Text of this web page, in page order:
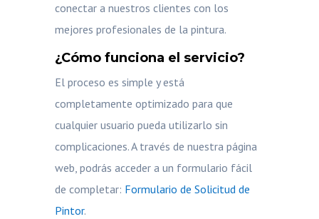
conectar a nuestros clientes con los
mejores profesionales de la pintura.
¿Cómo funciona el servicio?
El proceso es simple y está
completamente optimizado para que
cualquier usuario pueda utilizarlo sin
complicaciones. A través de nuestra página
web, podrás acceder a un formulario fácil
de completar: Formulario de Solicitud de
Pintor.